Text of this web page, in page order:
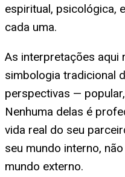
espiritual, psicológica,
cada uma.
As interpretações aqui
simbologia tradicional
perspectivas —
Nenhuma delas é
vida real do seu
seu mundo interno,
mundo externo.